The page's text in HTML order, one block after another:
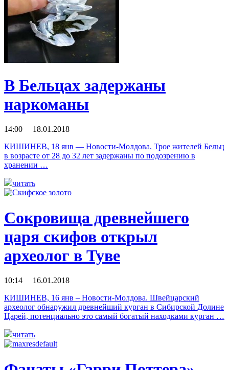
В Бельцах задержаны
наркоманы
14:00 18.01.2018
КИШИНЕВ, 18 янв — Новости-Молдова. Трое жителей Бельц
в возрасте от 28 до 32 лет задержаны по подозрению в
хранении …
читать
Сокровища древнейшего
царя скифов открыл
археолог в Туве
10:14 16.01.2018
КИШИНЕВ, 16 янв – Новости-Молдова. Швейцарский
археолог обнаружил древнейший курган в Сибирской Долине
Царей, потенциально это самый богатый находками курган …
читать